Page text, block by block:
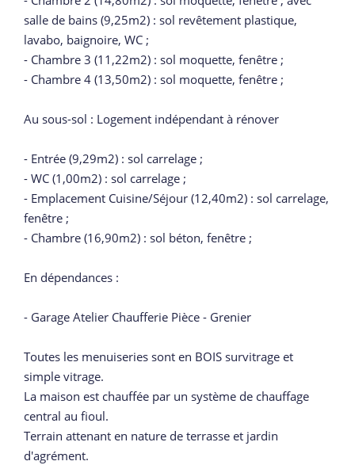
salle de bains (9,25m2) : sol revêtement plastique,
lavabo, baignoire, WC ;
- Chambre 3 (11,22m2) : sol moquette, fenêtre ;
- Chambre 4 (13,50m2) : sol moquette, fenêtre ;
Au sous-sol : Logement indépendant à rénover
- Entrée (9,29m2) : sol carrelage ;
- WC (1,00m2) : sol carrelage ;
- Emplacement Cuisine/Séjour (12,40m2) : sol carrelage,
fenêtre ;
- Chambre (16,90m2) : sol béton, fenêtre ;
En dépendances :
- Garage Atelier Chaufferie Pièce - Grenier
Toutes les menuiseries sont en BOIS survitrage et
simple vitrage.
La maison est chauffée par un système de chauffage
central au fioul.
Terrain attenant en nature de terrasse et jardin
d'agrément.